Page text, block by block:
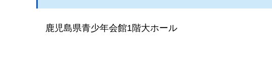
鹿児島県青少年会館1階大ホール